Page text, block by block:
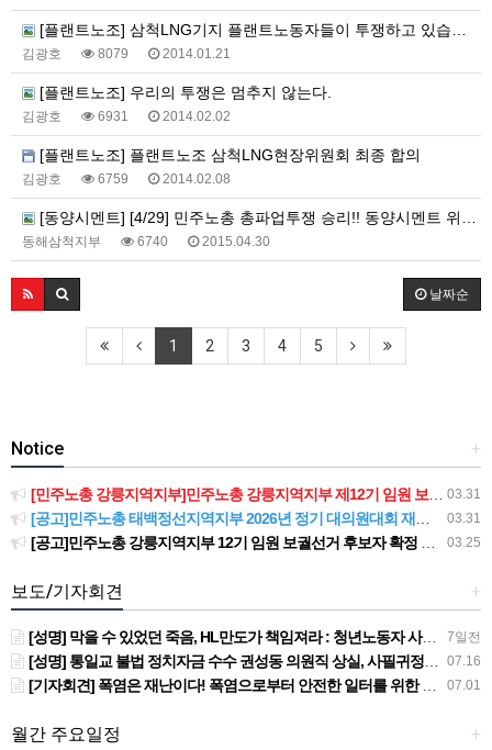
[플랜트노조] 삼척LNG기지 플랜트노동자들이 투쟁하고 있습니다.
김광호 8079 2014.01.21
[플랜트노조] 우리의 투쟁은 멈추지 않는다.
김광호 6931 2014.02.02
[플랜트노조] 플랜트노조 삼척LNG현장위원회 최종 합의
김광호 6759 2014.02.08
[동양시멘트] [4/29] 민주노총 총파업투쟁 승리!! 동양시멘트 위장도급 분쇄!! 민주노총 동해삼척지부 공동행동
동해삼척지부 6740 2015.04.30
날짜순
1 2 3 4 5
+
Notice
03.31
[민주노총 강릉지역지부]민주노총 강릉지역지부 제12기 임원 보궐선거결과 공고
03.31
[공고]민주노총 태백정선지역지부 2026년 정기 대의원대회 재소집 건
03.25
[공고]민주노총 강릉지역지부 12기 임원 보궐선거 후보자 확정 공고
+
보도/기자회견
7일전
[성명] 막을 수 있었던 죽음, HL만도가 책임져라 : 청년노동자 사망사고의 철저한 진상규명과 재발방지 대책 마련하라
07.16
[성명] 통일교 불법 정치자금 수수 권성동 의원직 상실, 사필귀정이다
07.01
[기자회견] 폭염은 재난이다! 폭염으로부터 안전한 일터를 위한 민주노총 강원지역본부 폭염감시단 선포 기자회견
+
월간 주요일정